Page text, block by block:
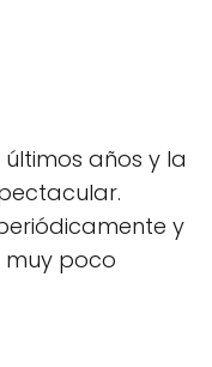
años y la
y
muy poco